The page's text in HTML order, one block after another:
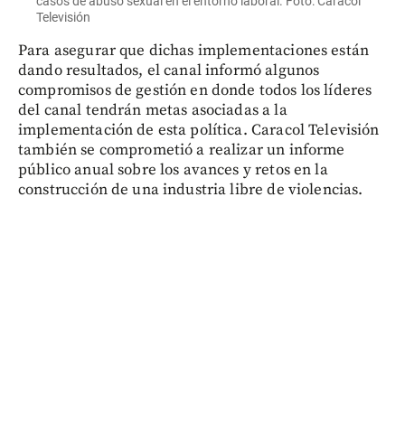
Televisión
Para asegurar que dichas implementaciones están
dando resultados, el canal informó algunos
compromisos de gestión en donde todos los líderes
del canal tendrán metas asociadas a la
implementación de esta política. Caracol Televisión
también se comprometió a realizar un informe
público anual sobre los avances y retos en la
construcción de una industria libre de violencias.